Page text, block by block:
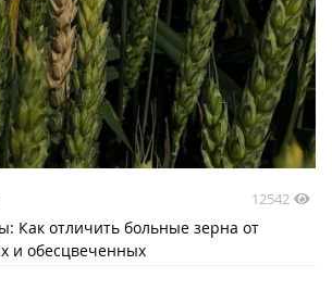
12542
Как отличить больные зерна от
и обесцвеченных